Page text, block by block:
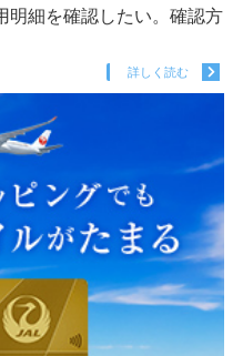
明細を確認したい。確認方
詳しく読む